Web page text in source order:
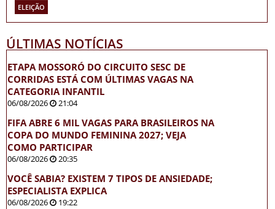
ELEIÇÃO
ÚLTIMAS NOTÍCIAS
ETAPA MOSSORÓ DO CIRCUITO SESC DE
CORRIDAS ESTÁ COM ÚLTIMAS VAGAS NA
CATEGORIA INFANTIL
06/08/2026 21:04
FIFA ABRE 6 MIL VAGAS PARA BRASILEIROS NA
COPA DO MUNDO FEMININA 2027; VEJA
COMO PARTICIPAR
06/08/2026 20:35
VOCÊ SABIA? EXISTEM 7 TIPOS DE ANSIEDADE;
ESPECIALISTA EXPLICA
06/08/2026 19:22